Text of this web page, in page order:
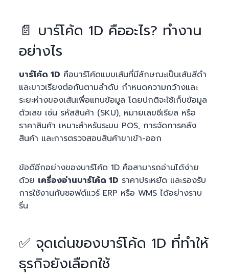
📄 บาร์โค้ด 1D คืออะไร? ทำงาน
อย่างไร
บาร์โค้ด 1D คือบาร์โค้ดแบบเส้นที่มีลักษณะเป็นเส้นสีดำ
และขาวเรียงต่อกันตามลำดับ กำหนดความกว้างและ
ระยะห่างของเส้นเพื่อแทนข้อมูล โดยปกติจะใช้เก็บข้อมูล
ตัวเลข เช่น รหัสสินค้า (SKU), หมายเลขซีเรียล หรือ
ราคาสินค้า เหมาะสำหรับระบบ POS, การจัดการคลัง
สินค้า และการตรวจสอบสินค้าขาเข้า-ออก
ข้อดีอีกอย่างของบาร์โค้ด 1D คือสามารถอ่านได้ง่าย
ด้วย เครื่องอ่านบาร์โค้ด 1D ราคาประหยัด และรองรับ
การใช้งานกับซอฟต์แวร์ ERP หรือ WMS ได้อย่างราบ
รื่น
✅ จุดเด่นของบาร์โค้ด 1D ที่ทำให้
ธุรกิจยังเลือกใช้